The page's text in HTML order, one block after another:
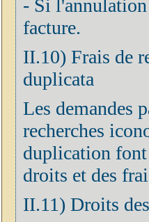
- Si
facture.
II.10) Frais de
duplicata
Les demandes
recherches
duplication
droits et des
II.11) Droits